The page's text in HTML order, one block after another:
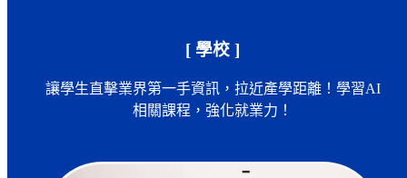
[ 學校 ]
讓學生直擊業界第一手資訊，拉近產學距離！學習AI
相關課程，強化就業力！